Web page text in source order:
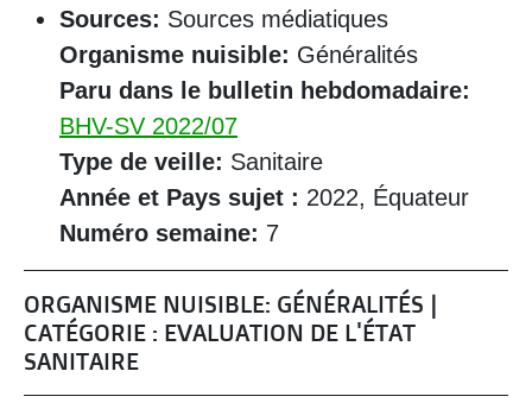
Sources: Sources médiatiques
Organisme nuisible: Généralités
Paru dans le bulletin hebdomadaire:
BHV-SV 2022/07
Type de veille: Sanitaire
Année et Pays sujet : 2022, Équateur
Numéro semaine: 7
ORGANISME NUISIBLE: GÉNÉRALITÉS |
CATÉGORIE : EVALUATION DE L'ÉTAT
SANITAIRE